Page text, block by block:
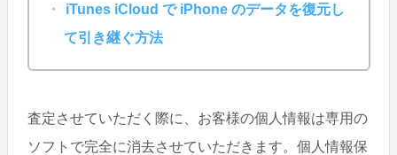
iTunes iCloud で iPhone のデータを復元し
て引き継ぐ方法
査定させていただく際に、お客様の個人情報は専用の
ソフトで完全に消去させていただきます。個人情報保